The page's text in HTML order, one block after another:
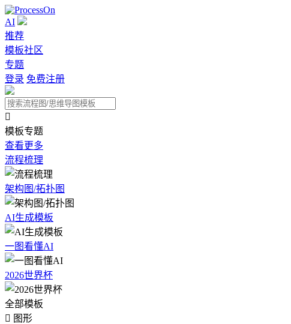
AI
推荐
模板社区
专题
登录 免费注册

模板专题
查看更多
流程梳理
架构图/拓扑图
AI生成模板
一图看懂AI
2026世界杯
全部模板
 图形